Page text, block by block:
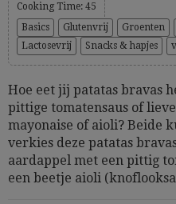
Cooking Time: 45
Basics
Glutenvrij Groenten
Lactosevrij
Snacks & hapjes
Hoe eet jij patatas bravas
pittige tomatensaus of
mayonaise of aioli? Beide
verkies deze patatas
aardappel met een pittig
een beetje aioli